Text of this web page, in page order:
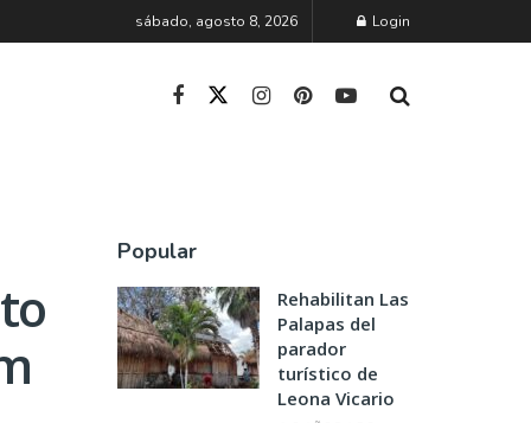
sábado, agosto 8, 2026 Login
Popular
Rehabilitan Las
Palapas del
parador
turístico de
Leona Vicario